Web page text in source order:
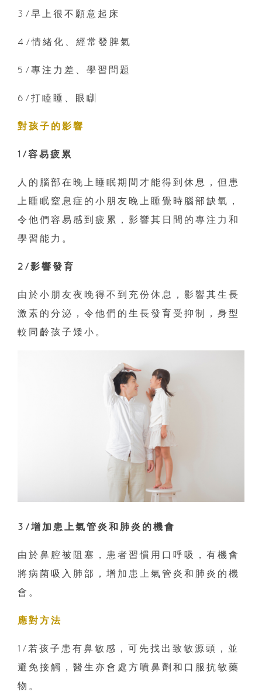
3/早上很不願意起床
4/情緒化、經常發脾氣
5/專注力差、學習問題
6/打瞌睡、眼瞓
對孩子的影響
1/容易疲累
人的腦部在晚上睡眠期間才能得到休息，但患
上睡眠窒息症的小朋友晚上睡覺時腦部缺氧，
令他們容易感到疲累，影響其日間的專注力和
學習能力。
2/影響發育
由於小朋友夜晚得不到充份休息，影響其生長
激素的分泌，令他們的生長發育受抑制，身型
較同齡孩子矮小。
3/增加患上氣管炎和肺炎的機會
由於鼻腔被阻塞，患者習慣用口呼吸，有機會
將病菌吸入肺部，增加患上氣管炎和肺炎的機
會。
應對方法
1/若孩子患有鼻敏感，可先找出致敏源頭，並
避免接觸，醫生亦會處方噴鼻劑和口服抗敏藥
物。